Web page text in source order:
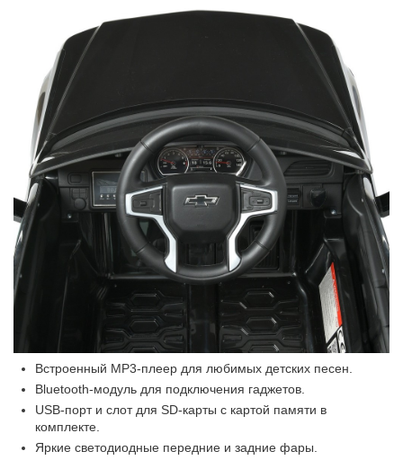
Встроенный MP3-плеер для любимых детских песен.
Bluetooth-модуль для подключения гаджетов.
USB-порт и слот для SD-карты с картой памяти в
комплекте.
Яркие светодиодные передние и задние фары.